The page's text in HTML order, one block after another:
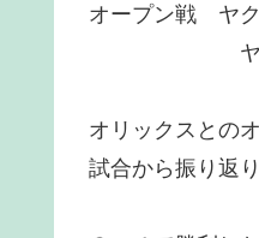
オープン戦 ヤ
ヤクルト
オリックスとの
試合から振り返り